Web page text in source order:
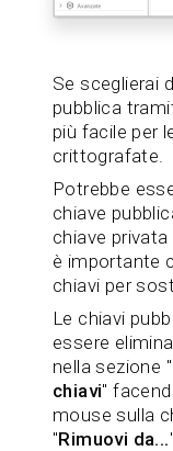
Se sceglierai
pubblica
più facile per
crittografate.
Potrebbe
chiave
chiave
è importante
chiavi per
Le chiavi
essere
nella sezione "
chiavi"
mouse sulla
"Rimuovi da...